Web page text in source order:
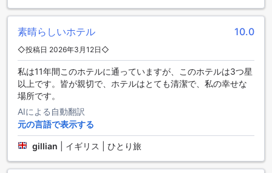
客室には専用のバルコニーやテラスがあり、爽やかな海風を
感じながらリラックスすることができます。バスルームには
ヘアドライヤーや高品質なアメニティが揃っており、タオル
め、プライバシーを守りながら、快適な睡眠をサポートしま
す。また、別々のリビングルームがあるタイプのお部屋もあ
り、家族や友人との滞在をさらに楽しいものにしてくれま
す。
ドム ジョセ ビーチホテルのダイニング施設
ドム ジョセ ビーチホテルでは、ゲストの皆様に素晴らしいダ
イニング体験を提供しています。ホテル内のレストランで
は、新鮮な地元の食材を使用した多彩な料理が楽しめます。
素晴らしいホテル 10.0
◇投稿日 2026年3月12日◇
私は11年間このホテルに通っていますが、このホテルは3つ星
以上です。皆が親切で、ホテルはとても清潔で、私の幸せな
場所です。
AIによる自動翻訳
元の言語で表示する
gillian イギリス | ひとり旅